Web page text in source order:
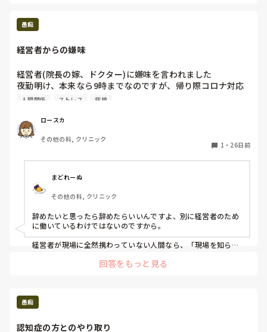
愚痴
経営者からの嫌味
経営者(院長の嫁、ドクター)に嫌味を言われました
夜勤明け、本来なら9時までなのですが、帰り際コロナ対応
している患者からナースコール鳴り、人手が足らない（本来
こともあり私がコールを取り、部屋に入りました
本来なら患者さんの希望したことだけやって部屋から出れば
いいのですが、コロナ対応ということもあり、終日何回も部
を良かれと思ってこなして出てきました。病棟ではいつもそ
んなかんじでみなさん助け合い精神でやってます
特に私は仕事出来ないし、でも周りの方々にはいつも助けて
もらって感謝してるので、こういう時くらいは、、、という
気持ちもありました
しかも私のような立場(入職から5ヶ月、経験少ない)で帰り
際コール鳴ったからって、「時間なので帰ります、コール鳴
ったのでお願いします」とか言えると思いますか？
の？時間かかりすぎじゃない？何してたの？9時に帰らない
何回も書いてたりするのでそれで仕事出来ないとレッテル貼
られてる感はあります
でもそれは事実なので別にいいんです
人間関係 ストレス 病棟
ロースカ
その他の科, クリニック
1 ・ 26日前
まどれーぬ
その他の科, クリニック
辞めたいと思ったら辞めたらいいんですよ、別に経営者のため
に働いているわけではないのですから。
経営者が現場に全然携わっていない人間なら、「現場を知らな
経営者が現場を知った上で言っているのなら、やはり経営面も
考えた上での発言なのかもしれません。
回答をもっと見る
愚痴
認知症の方とのやり取り